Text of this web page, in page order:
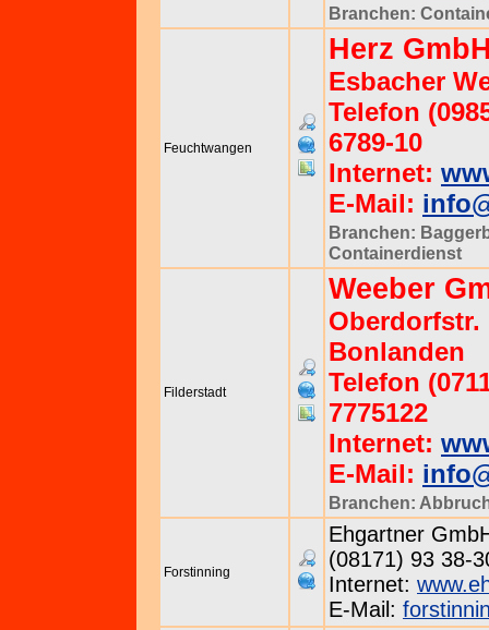
Branchen:
Feuchtwangen
Herz
Esbacher
Telefon
6789-10
Internet:
E-Mail:
Branchen:
Containerdienst
Filderstadt
Weeber
Oberdorfstr.
Bonlanden
Telefon
7775122
Internet:
E-Mail:
Branchen:
Forstinning
Ehgartner
(08171) 93 38-
Internet:
E-Mail: